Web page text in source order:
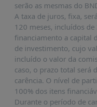
MATERIAIS
DISPONÍVEIS
PUBLICAÇÕES
REVISTA
RUMOS
LIVROS
ESTUDOS
serão as mesmas do
A taxa de juros, fixa,
120 meses, incluídos
financiamento a capital
de investimento, cujo
incluído o valor da
caso, o prazo total será
carência. O nível de
100% dos itens
Durante o período de